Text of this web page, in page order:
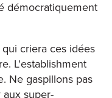
démocratiquement
qui criera ces idées
L'establishment
Ne gaspillons pas
aux super-